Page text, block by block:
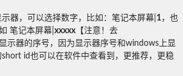
器，可以选择数字，比如：笔记本屏幕| 1 ，也
笔记本屏幕| xxxxx 【注意！去
示器的序号，因为显示器序号和windows上显
id也可以在软件中查看到，更推荐，更稳